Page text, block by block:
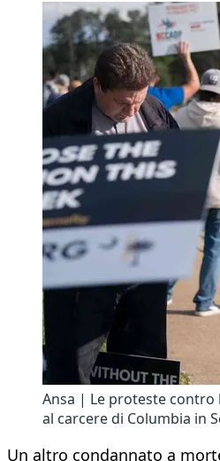
Ansa | Le proteste contro
al carcere di Columbia in
Un altro condannato a